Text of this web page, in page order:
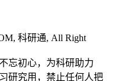
科研通, All Right
忘初心，为科研助力
研究用，禁止任何人把